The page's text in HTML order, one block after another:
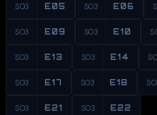
S03 E05 S03 E06
S03 E09 S03 E10
S03 E13 S03 E14
S03 E17 S03 E18
S03 E21 S03 E22